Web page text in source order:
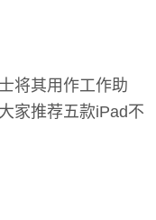
将其用作工作助
家推荐五款iPad不